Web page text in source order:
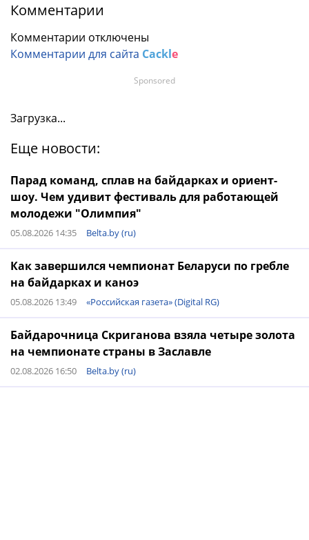
Комментарии
Комментарии отключены
Комментарии для сайта Cackle
Загрузка...
Еще новости:
Парад команд, сплав на байдарках и ориент-
шоу. Чем удивит фестиваль для работающей
молодежи "Олимпия"
05.08.2026 14:35 Belta.by (ru)
Как завершился чемпионат Беларуси по гребле
на байдарках и каноэ
05.08.2026 13:49 «Российская газета» (Digital RG)
Байдарочница Скриганова взяла четыре золота
на чемпионате страны в Заславле
02.08.2026 16:50 Belta.by (ru)
Sponsored